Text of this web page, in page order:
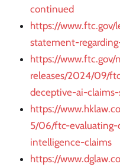
continued
https://www.ftc.gov/
statement-
https://www.ftc.gov/
releases/2024/09/
deceptive-ai-
https://
5/06/ftc-
intelligence-claims
https://